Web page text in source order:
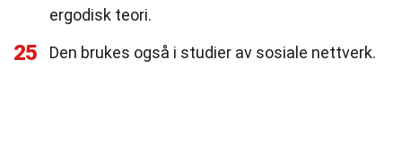
ergodisk teori.
25 Den brukes også i studier av sosiale nettverk.